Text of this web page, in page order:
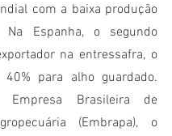
com a baixa produção
Na Espanha, o segundo
na entressafra, o
para alho guardado.
Empresa Brasileira de
(Embrapa), o